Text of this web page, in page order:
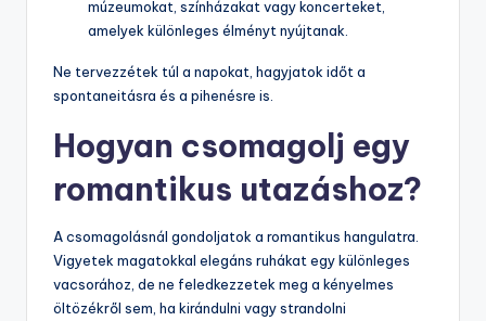
múzeumokat, színházakat vagy koncerteket,
amelyek különleges élményt nyújtanak.
Ne tervezzétek túl a napokat, hagyjatok időt a
spontaneitásra és a pihenésre is.
Hogyan csomagolj egy
romantikus utazáshoz?
A csomagolásnál gondoljatok a romantikus hangulatra.
Vigyetek magatokkal elegáns ruhákat egy különleges
vacsorához, de ne feledkezzetek meg a kényelmes
öltözékről sem, ha kirándulni vagy strandolni